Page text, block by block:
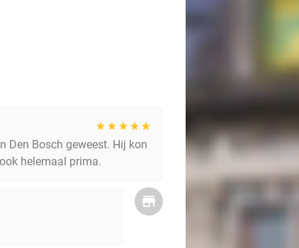
Den Bosch geweest. Hij kon
helemaal prima.